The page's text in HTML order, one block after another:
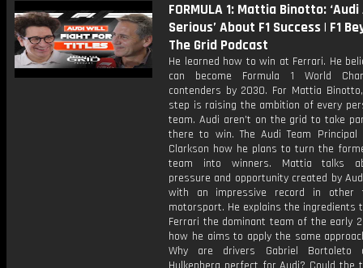
FORMULA 1: Mattia Binotto:
Serious’ About F1 Success | F1
The Grid Podcast
He learned how to win at Ferrari. He
can become Formula 1 World
contenders by 2030. For Mattia
step is raising the ambition of every
team. Audi aren’t on the grid to take
there to win. The Audi Team Principal
Clarkson how he plans to turn the
team into winners. Mattia talks
pressure and opportunity created by
with an impressive record in other
motorsport. He explains the ingredients
Ferrari the dominant team of the early
how he aims to apply the same
Why are drivers Gabriel Bortoleto